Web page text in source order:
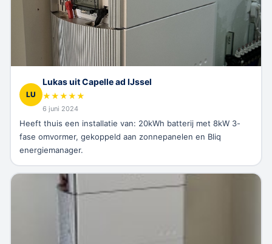
LU
Lukas uit Capelle ad IJssel
★★★★★
6 juni 2024
Heeft thuis een installatie van: 20kWh batterij met 8kW 3-
fase omvormer, gekoppeld aan zonnepanelen en Bliq
energiemanager.